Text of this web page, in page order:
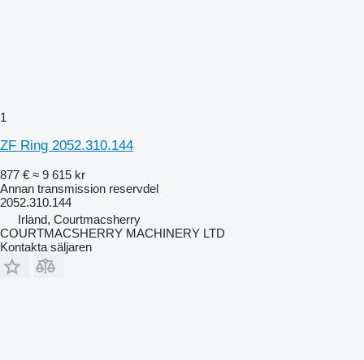
1
ZF Ring 2052.310.144
877 € ≈ 9 615 kr
Annan transmission reservdel
2052.310.144
Irland, Courtmacsherry
COURTMACSHERRY MACHINERY LTD
Kontakta säljaren